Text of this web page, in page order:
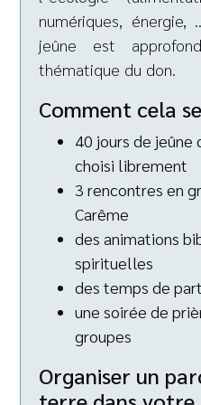
numériques,
jeûne est
thématique du don.
Comment cela
40 jours de jeûne
choisi librement
3 rencontres en
Carême
des animations
spirituelles
des temps de
une soirée de
groupes
Organiser un